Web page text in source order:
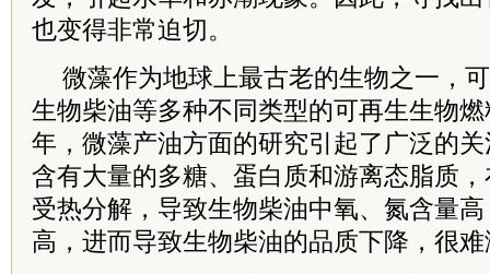
也变得非常迫切。
微藻作为地球上最古老的生物之一，
生物柴油等多种不同类型的可再生生物
年，微藻产油方面的研究引起了广泛的
含有大量的多糖、蛋白质和游离态脂质
受热分解，导致生物柴油中氧、氮含量
高，进而导致生物柴油的品质下降，很